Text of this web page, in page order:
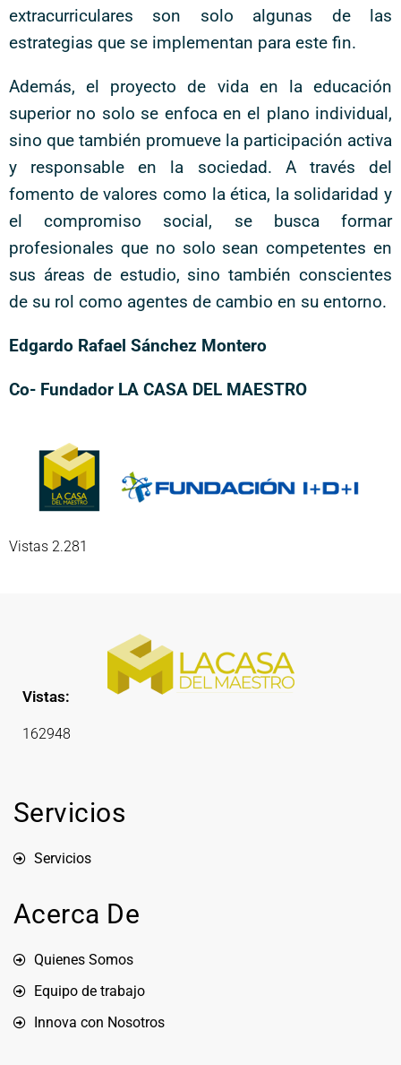
extracurriculares son solo algunas de las
estrategias que se implementan para este fin.
Además, el proyecto de vida en la educación
superior no solo se enfoca en el plano individual,
sino que también promueve la participación activa
y responsable en la sociedad. A través del
fomento de valores como la ética, la solidaridad y
el compromiso social, se busca formar
profesionales que no solo sean competentes en
sus áreas de estudio, sino también conscientes
de su rol como agentes de cambio en su entorno.
Edgardo Rafael Sánchez Montero
Co- Fundador LA CASA DEL MAESTRO
Vistas 2.281
Vistas:
162948
Servicios
Servicios
Acerca De
Quienes Somos
Equipo de trabajo
Innova con Nosotros